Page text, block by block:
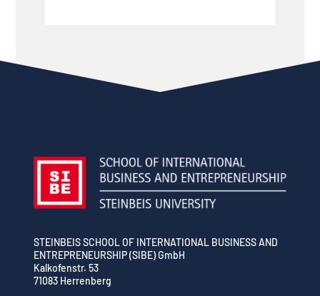
STEINBEIS SCHOOL OF INTERNATIONAL BUSINESS AND
ENTREPRENEURSHIP (SIBE) GmbH
Kalkofenstr. 53
71083 Herrenberg